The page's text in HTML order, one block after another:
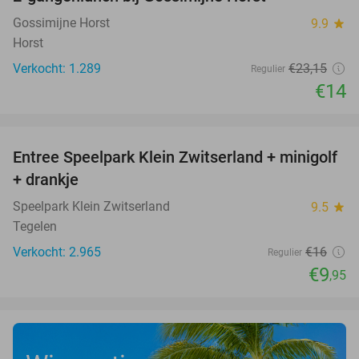
Gossimijne Horst 9.9 star
Horst
Verkocht: 1.289
Regulier €23,15
€14
38%
Entree Speelpark Klein Zwitserland + minigolf
+ drankje
Speelpark Klein Zwitserland 9.5 star
Tegelen
Verkocht: 2.965
Regulier €16
€9,95